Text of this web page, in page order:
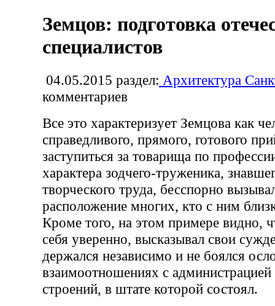
Земцов: подготовка
специалистов
04.05.2015 раздел: Архитектура
комментариев
Все это характеризует Земцова как
справедливого, прямого, готового
заступиться за товарища по
характера зодчего-труженика,
творческого труда, бесспорно
расположение многих, кто с ним
Кроме того, на этом примере видно,
себя уверенно, высказывал свои
держался независимо и не боялся
взаимоотношениях с
строений, в штате которой состоял.